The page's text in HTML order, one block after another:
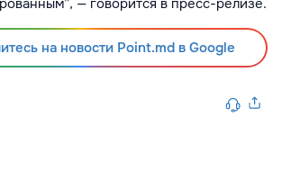
— говорится в пресс-релизе.
на новости Point.md в Google